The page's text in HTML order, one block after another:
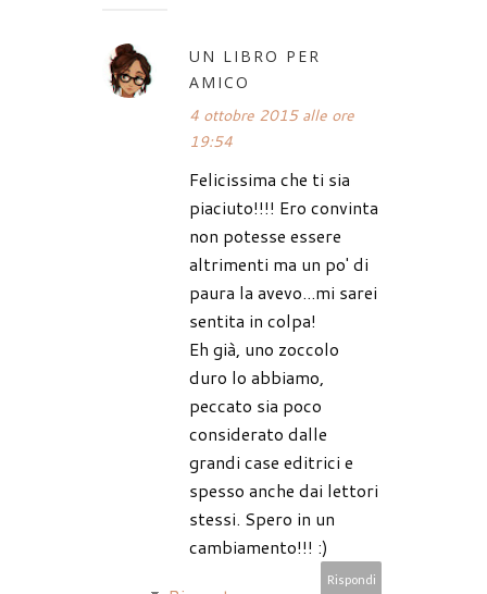
UN LIBRO PER
AMICO
4 ottobre 2015 alle ore
19:54
Felicissima che ti sia
piaciuto!!!! Ero convinta
non potesse essere
altrimenti ma un po' di
paura la avevo...mi sarei
sentita in colpa!
Eh già, uno zoccolo
duro lo abbiamo,
peccato sia poco
considerato dalle
grandi case editrici e
spesso anche dai lettori
stessi. Spero in un
cambiamento!!! :)
Rispondi